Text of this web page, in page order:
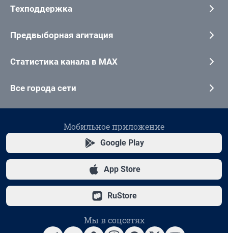
Техподдержка
Предвыборная агитация
Статистика канала в MAX
Все города сети
Мобильное приложение
Google Play
App Store
RuStore
Мы в соцсетях